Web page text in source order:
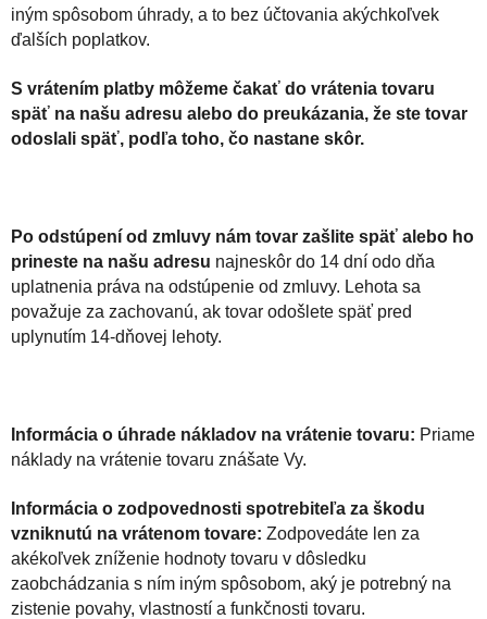
iným spôsobom úhrady, a to bez účtovania akýchkoľvek
ďalších poplatkov.
S vrátením platby môžeme čakať do vrátenia tovaru
späť na našu adresu alebo do preukázania, že ste tovar
odoslali späť, podľa toho, čo nastane skôr.
Po odstúpení od zmluvy nám tovar zašlite späť alebo ho
prineste na našu adresu najneskôr do 14 dní odo dňa
uplatnenia práva na odstúpenie od zmluvy. Lehota sa
považuje za zachovanú, ak tovar odošlete späť pred
uplynutím 14-dňovej lehoty.
Informácia o úhrade nákladov na vrátenie tovaru: Priame
náklady na vrátenie tovaru znášate Vy.
Informácia o zodpovednosti spotrebiteľa za škodu
vzniknutú na vrátenom tovare: Zodpovedáte len za
akékoľvek zníženie hodnoty tovaru v dôsledku
zaobchádzania s ním iným spôsobom, aký je potrebný na
zistenie povahy, vlastností a funkčnosti tovaru.